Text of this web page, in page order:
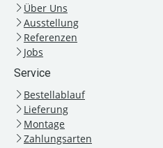
Über Uns
Ausstellung
Referenzen
Jobs
Service
Bestellablauf
Lieferung
Montage
Zahlungsarten